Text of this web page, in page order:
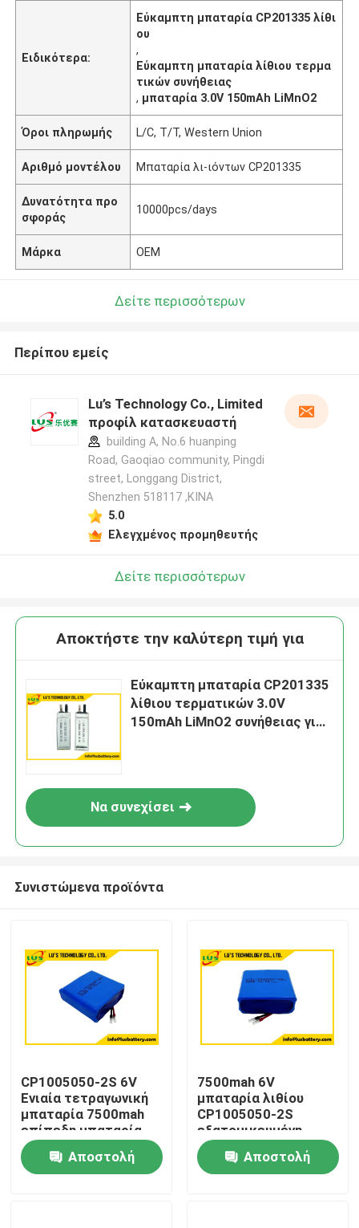
Σπίτι
Προϊόντα
Ειδικότερα:
Εύκαμπτη μπαταρία CP201335 λίθι
ου
,
Εύκαμπτη μπαταρία λίθιου τερμα
τικών συνήθειας
, μπαταρία 3.0V 150mAh LiMnO2
Όροι πληρωμής L/C, T/T, Western Union
Αριθμό μοντέλου Μπαταρία λι-ιόντων CP201335
Δυνατότητα προ
σφοράς
10000pcs/days
Μάρκα OEM
Δείτε περισσότερων
Περίπου εμείς
Lu’s Technology Co., Limited
προφίλ κατασκευαστή
building A, No.6 huanping
Road, Gaoqiao community, Pingdi
street, Longgang District,
Shenzhen 518117 ,ΚΙΝΑ
5.0
Ελεγχμένος προμηθευτής
Δείτε περισσότερων
Αποκτήστε την καλύτερη τιμή για
Εύκαμπτη μπαταρία CP201335
λίθιου τερματικών 3.0V
150mAh LiMnO2 συνήθειας για
Να συνεχίσει
Συνιστώμενα προϊόντα
CP1005050-2S 6V
Ενιαία τετραγωνική
μπαταρία 7500mah
επίπεδη μπαταρία
λιθίου Προσαρμογή
Αποστολή
7500mah 6V
μπαταρία λιθίου
CP1005050-2S
εξατομικευμένη
μπαταρία
πρωταρχικού λιθίου
Αποστολή